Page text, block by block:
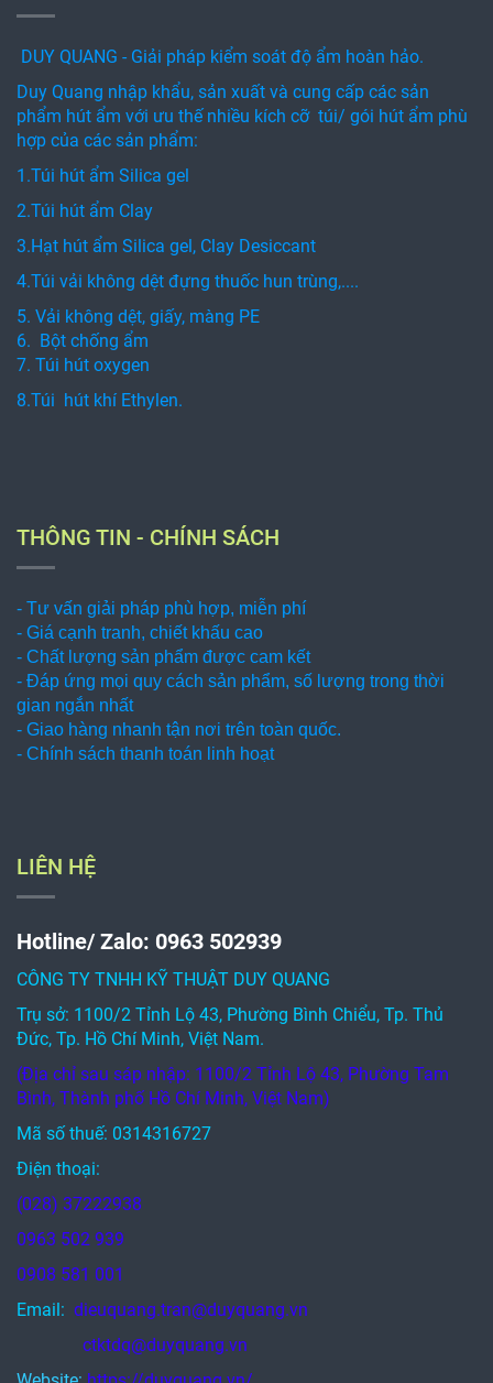
DUY QUANG - Giải pháp kiểm soát độ ẩm hoàn hảo.
Duy Quang nhập khẩu, sản xuất và cung cấp các sản
phẩm hút ẩm với ưu thế nhiều kích cỡ túi/ gói hút ẩm phù
hợp của các sản phẩm:
1.Túi hút ẩm Silica gel
2.Túi hút ẩm Clay
3.Hạt hút ẩm Silica gel, Clay Desiccant
4.Túi vải không dệt đựng thuốc hun trùng,....
5. Vải không dệt, giấy, màng PE
6. Bột chống ẩm
7. Túi hút oxygen
8.Túi hút khí Ethylen.
THÔNG TIN - CHÍNH SÁCH
- Tư vấn giải pháp phù hợp, miễn phí
- Giá cạnh tranh, chiết khấu cao
- Chất lượng sản phẩm được cam kết
- Đáp ứng mọi quy cách sản phẩm, số lượng trong thời
gian ngắn nhất
- Giao hàng nhanh tận nơi trên toàn quốc.
- Chính sách thanh toán linh hoạt
LIÊN HỆ
Hotline/ Zalo: 0963 502939
CÔNG TY TNHH KỸ THUẬT DUY QUANG
Trụ sở: 1100/2 Tỉnh Lộ 43, Phường Bình Chiểu, Tp. Thủ
Đức, Tp. Hồ Chí Minh, Việt Nam.
(Địa chỉ sau sáp nhập: 1100/2 Tỉnh Lộ 43, Phường Tam
Bình, Thành phố Hồ Chí Minh, Việt Nam)
Mã số thuế: 0314316727
Điện thoại:
(028) 37222938
0963 502 939
0908 581 001
Email: dieuquang.tran@duyquang.vn
ctktdq@duyquang.vn